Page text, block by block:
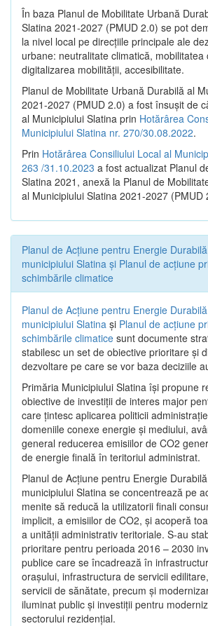
În baza Planul de Mobilitate Urbană
Slatina 2021-2027 (PMUD 2.0) se pot
la nivel local pe direcțiile principale ale
urbane: neutralitate climatică, mobilitatea
digitalizarea mobilității, accesibilitate.
Planul de Mobilitate Urbană Durabilă al
2021-2027 (PMUD 2.0) a fost însușit de
al Municipiului Slatina prin Hotărârea
Municipiului Slatina nr. 270/30.08.2022.
Prin Hotărârea Consiliului Local al
263 /31.10.2023 a fost actualizat Planul
Slatina 2021, anexă la Planul de
al Municipiului Slatina 2021-2027 (PMUD
Planul de Acţiune pentru Energie
municipiului Slatina şi Planul de acţiune
schimbările climatice
Planul de Acţiune pentru Energie
municipiului Slatina şi Planul de acţiune
schimbările climatice sunt documente
stabilesc un set de obiective prioritare şi
dezvoltare pe care se vor baza deciziile
Primăria Municipiului Slatina îşi propune
obiective de investiţii de interes major
care ţintesc aplicarea politicii
domeniile conexe energie şi mediului,
general reducerea emisiilor de CO2
de energie finală în teritoriul administrat.
Planul de Acţiune pentru Energie
municipiului Slatina se concentrează pe
menite să reducă la utilizatorii finali
implicit, a emisiilor de CO2, şi acoperă
a unităţii administrativ teritoriale. S-au
prioritare pentru perioada 2016 – 2030
publice care se încadrează în
oraşului, infrastructura de servicii
servicii de sănătate, precum şi
iluminat public şi investiţii pentru
sectorului rezidenţial.